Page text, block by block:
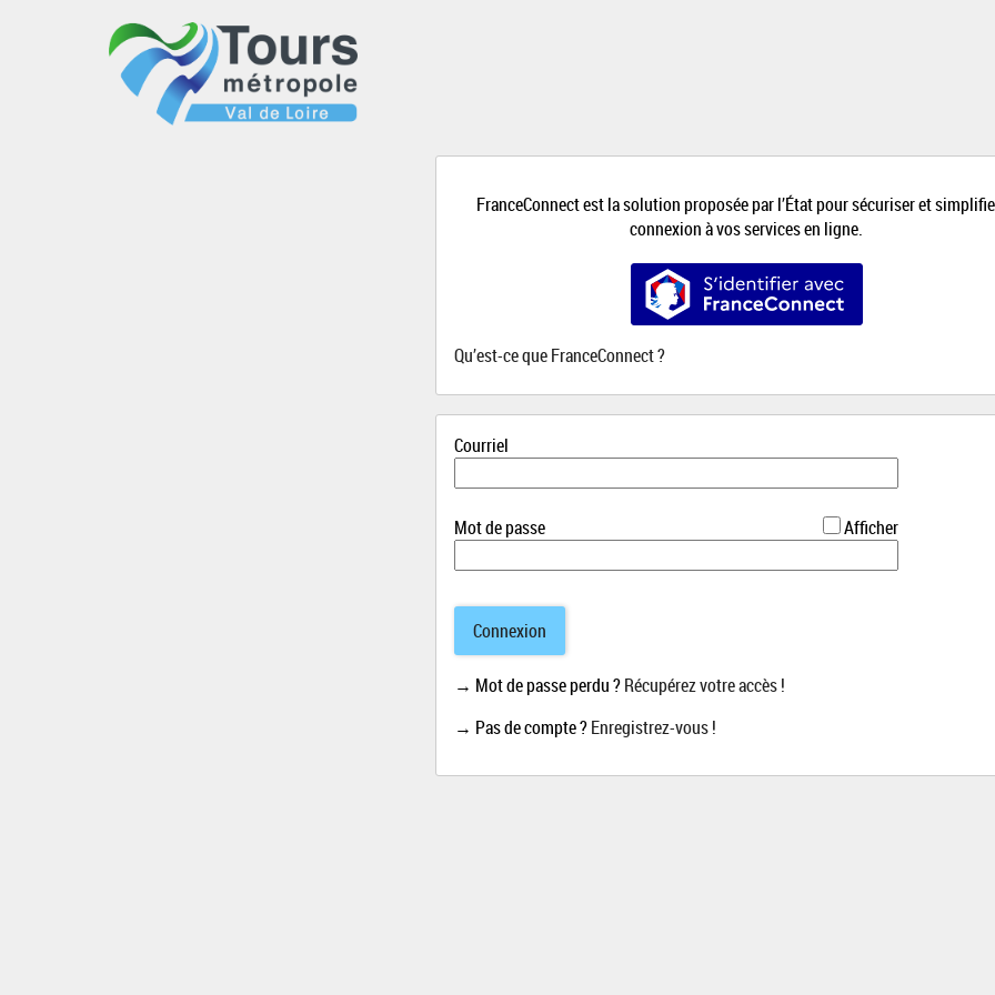
FranceConnect est la solution proposée par l’État pour sécuriser et
connexion à vos services en ligne.
S’identifier avec FranceConnect
Qu’est-ce que FranceConnect ?
Courriel
Mot de passe Afficher
Connexion
→ Mot de passe perdu ?Récupérez votre accès !
→ Pas de compte ?Enregistrez-vous !